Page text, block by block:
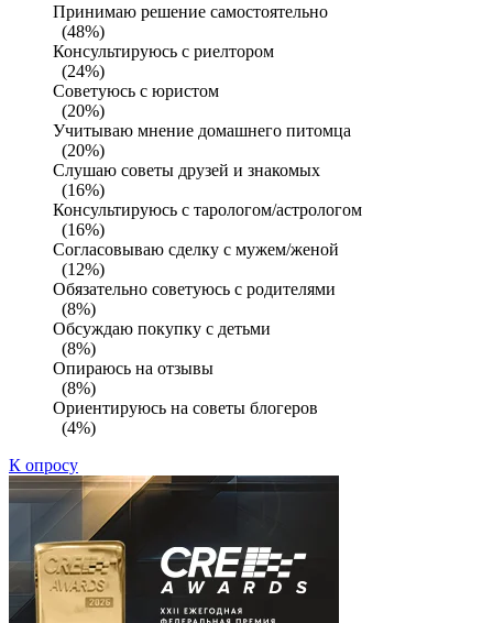
Принимаю решение самостоятельно
(48%)
Консультируюсь с риелтором
(24%)
Советуюсь с юристом
(20%)
Учитываю мнение домашнего питомца
(20%)
Слушаю советы друзей и знакомых
(16%)
Консультируюсь с тарологом/астрологом
(16%)
Согласовываю сделку с мужем/женой
(12%)
Обязательно советуюсь с родителями
(8%)
Обсуждаю покупку с детьми
(8%)
Опираюсь на отзывы
(8%)
Ориентируюсь на советы блогеров
(4%)
К опросу